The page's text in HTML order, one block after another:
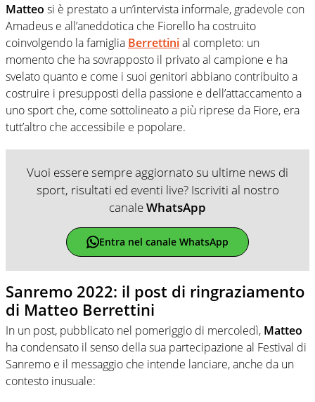
Matteo si è prestato a un’intervista informale, gradevole con
Amadeus e all’aneddotica che Fiorello ha costruito
coinvolgendo la famiglia Berrettinial completo: un
momento che ha sovrapposto il privato al campione e ha
svelato quanto e come i suoi genitori abbiano contribuito a
costruire i presupposti della passione e dell’attaccamento a
uno sport che, come sottolineato a più riprese da Fiore, era
tutt’altro che accessibile e popolare.
Vuoi essere sempre aggiornato su ultime news di
sport, risultati ed eventi live? Iscriviti al nostro
canaleWhatsApp
Entra nel canale WhatsApp
Sanremo 2022: il post di ringraziamento
di Matteo Berrettini
In un post, pubblicato nel pomeriggio di mercoledì, Matteo
ha condensato il senso della sua partecipazione al Festival di
Sanremo e il messaggio che intende lanciare, anche da un
contesto inusuale: